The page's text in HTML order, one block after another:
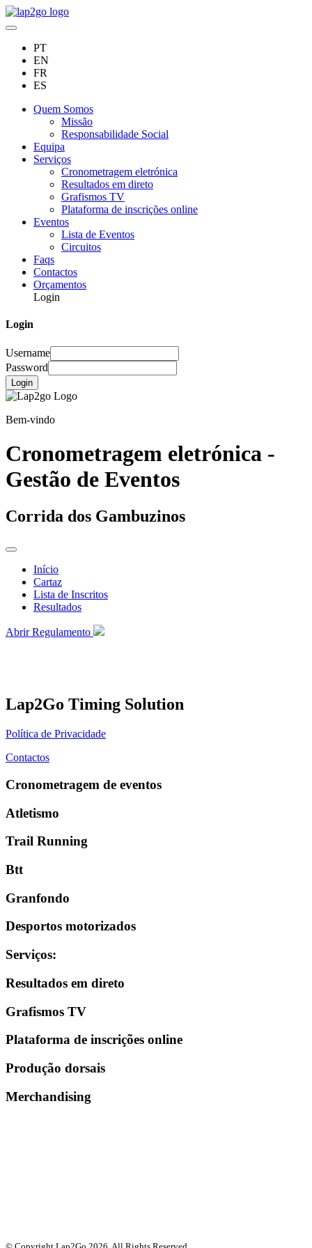
PT
EN
FR
ES
Quem Somos
Missão
Responsabilidade Social
Equipa
Serviços
Cronometragem eletrónica
Resultados em direto
Grafismos TV
Plataforma de inscrições online
Eventos
Lista de Eventos
Circuitos
Faqs
Contactos
Orçamentos
Login
Login
Username
Password
Login
Bem-vindo
Cronometragem eletrónica -
Gestão de Eventos
Corrida dos Gambuzinos
Início
Cartaz
Lista de Inscritos
Resultados
Abrir Regulamento
Lap2Go Timing Solution
Política de Privacidade
Contactos
Cronometragem de eventos
Atletismo
Trail Running
Btt
Granfondo
Desportos motorizados
Serviços:
Resultados em direto
Grafismos TV
Plataforma de inscrições online
Produção dorsais
Merchandising